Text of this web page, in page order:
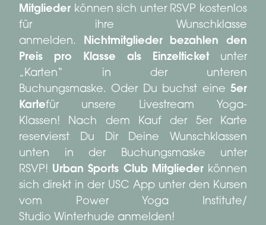
Mitglieder können sich unter RSVP kostenlos
für ihre Wunschklasse
anmelden. Nichtmitglieder bezahlen den
Preis pro Klasse als Einzelticket unter
„Karten“ in der unteren
Buchungsmaske. Oder Du buchst eine 5er
Kartefür unsere Livestream Yoga-
Klassen! Nach dem Kauf der 5er Karte
reservierst Du Dir Deine Wunschklassen
unten in der Buchungsmaske unter
RSVP! Urban Sports Club Mitglieder können
sich direkt in der USC App unter den Kursen
vom Power Yoga Institute/
Studio Winterhude anmelden!